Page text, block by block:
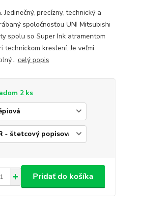
precízny, technický a
spoločnosťou UNI Mitsubishi
spolu so Super Ink atramentom
technickom kreslení. Je veľmi
celý popis
2 ks
Pridať do košíka